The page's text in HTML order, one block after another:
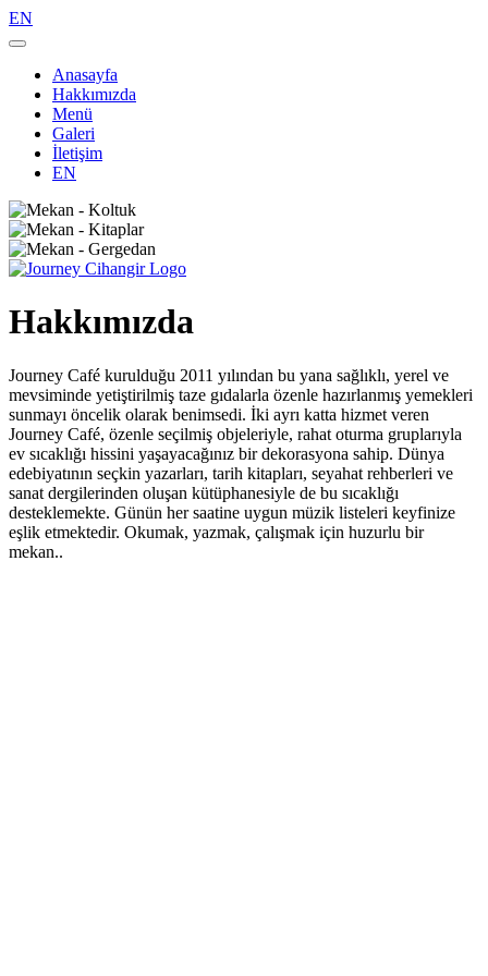
EN
Anasayfa
Hakkımızda
Menü
Galeri
İletişim
EN
Hakkımızda
Journey Café kurulduğu 2011 yılından bu yana sağlıklı, yerel ve
mevsiminde yetiştirilmiş taze gıdalarla özenle hazırlanmış yemekleri
sunmayı öncelik olarak benimsedi. İki ayrı katta hizmet veren
Journey Café, özenle seçilmiş objeleriyle, rahat oturma gruplarıyla
ev sıcaklığı hissini yaşayacağınız bir dekorasyona sahip. Dünya
edebiyatının seçkin yazarları, tarih kitapları, seyahat rehberleri ve
sanat dergilerinden oluşan kütüphanesiyle de bu sıcaklığı
desteklemekte. Günün her saatine uygun müzik listeleri keyfinize
eşlik etmektedir. Okumak, yazmak, çalışmak için huzurlu bir
mekan..